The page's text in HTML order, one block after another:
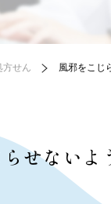
方せん
風邪をこじ
せないよ